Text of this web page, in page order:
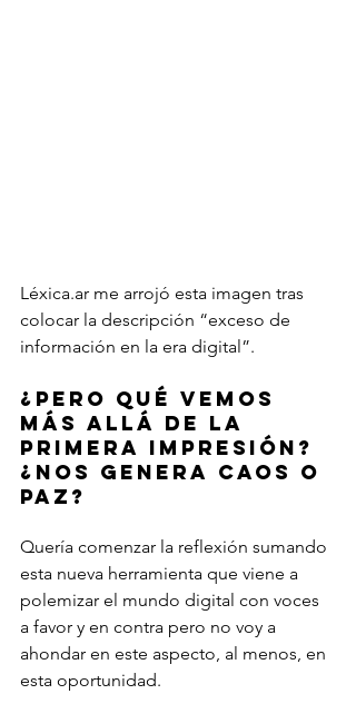
Léxica.ar me arrojó esta imagen tras
colocar la descripción “exceso de
información en la era digital”.
¿Pero qué vemos
más allá de la
primera impresión?
¿Nos genera caos o
paz?
Quería comenzar la reflexión sumando
esta nueva herramienta que viene a
polemizar el mundo digital con voces
a favor y en contra pero no voy a
ahondar en este aspecto, al menos, en
esta oportunidad.